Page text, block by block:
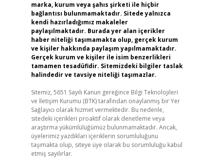
marka, kurum veya şahıs şirketi ile hiçbir
bağlantısı bulunmamaktadır. Sitede yalnızca
kendi hazırladığımız makaleler
paylaşılmaktadır. Burada yer alan içerikler
haber niteliği taşımamakta olup, gerçek kurum
ve kişiler hakkında paylaşım yapılmamaktadır.
Gerçek kurum ve kişiler ile isim benzerlikleri
tamamen tesadüfidir. Sitemizdeki bilgiler taslak
halindedir ve tavsiye niteliği taşımazlar.
Sitemiz, 5651 Sayılı Kanun gereğince Bilgi Teknolojileri
ve İletişim Kurumu (BTK) tarafından onaylanmış bir Yer
Sağlayıcı olarak hizmet vermektedir. Bu nedenle,
sitedeki içerikleri proaktif olarak denetleme veya
araştırma yükümlülüğümüz bulunmamaktadır. Ancak,
üyelerimiz yazdıkları içeriklerin sorumluluğunu
taşımakta olup, siteye üye olarak bu sorumluluğu kabul
etmiş sayılırlar.